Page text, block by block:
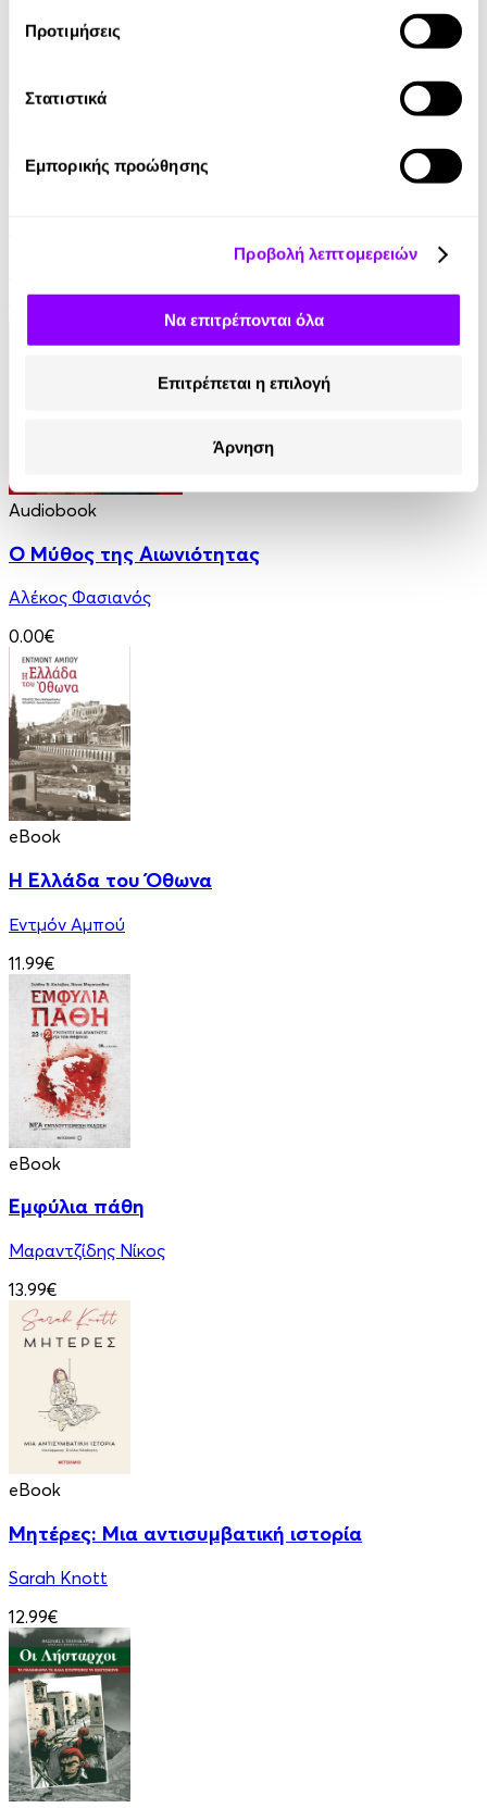
Προτιμήσεις
Στατιστικά
Εμπορικής προώθησης
Προβολή λεπτομερειών
Να επιτρέπονται όλα
Επιτρέπεται η επιλογή
Άρνηση
Audiobook
Ο Μύθος της Αιωνιότητας
Αλέκος Φασιανός
0.00€
eBook
Η Ελλάδα του Όθωνα
Εντμόν Αμπού
11.99€
eBook
Εμφύλια πάθη
Μαραντζίδης Νίκος
13.99€
eBook
Μητέρες: Μια αντισυμβατική ιστορία
Sarah Knott
12.99€